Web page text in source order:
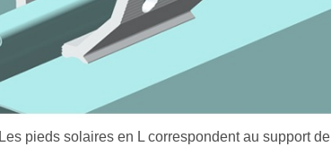
Les pieds solaires en L correspondent au support